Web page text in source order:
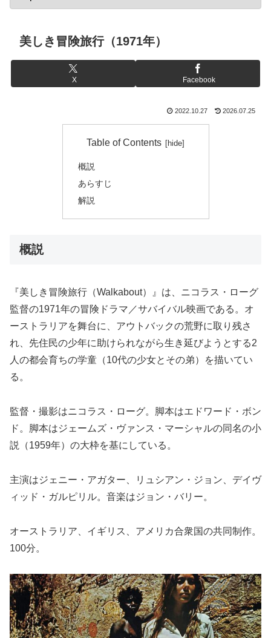
美しき冒険旅行（1971年）
X Facebook
2022.10.27 2026.07.25
Table of Contents
概説
あらすじ
解説
概説
『美しき冒険旅行（Walkabout）』は、ニコラス・ローグ
監督の1971年の冒険ドラマ／サバイバル映画である。オ
ーストラリアを舞台に、アウトバックの荒野に取り残さ
れ、先住民の少年に助けられながら生き延びようとする2
人の都会育ちの学童（10代の少女とその弟）を描いてい
る。
監督・撮影はニコラス・ローグ。脚本はエドワード・ボン
ド。脚本はジェームズ・ヴァンス・マーシャルの同名の小
説（1959年）の大枠を基にしている。
主演はジェニー・アガター、リュシアン・ジョン、デイヴ
ィッド・ガルピリル。音楽はジョン・バリー。
オーストラリア、イギリス、アメリカ合衆国の共同制作。
100分。